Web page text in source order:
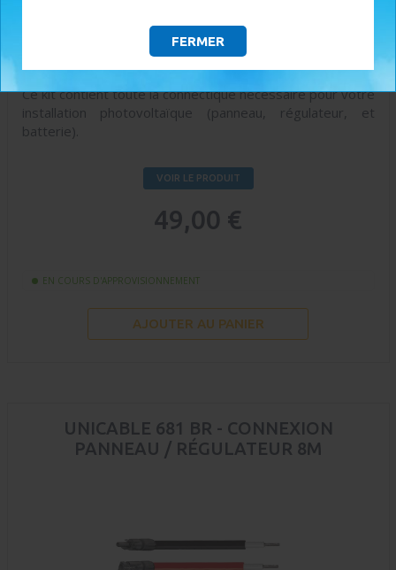
Ce kit contient toute la connectique nécessaire pour votre
installation photovoltaïque (panneau, régulateur, et
batterie).
VOIR LE PRODUIT
49,00 €
EN COURS D'APPROVISIONNEMENT
AJOUTER AU PANIER
UNICABLE 681 BR - CONNEXION
PANNEAU / RÉGULATEUR 8M
FERMER